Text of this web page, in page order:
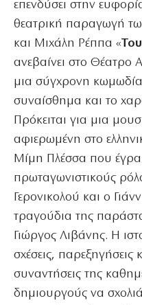
επενδύσει στην
θεατρική παραγωγή
και Μιχάλη Ρέππα «
ανεβαίνει στο Θέατρο
μια σύγχρονη
συναίσθημα και το
Πρόκειται για μια
αφιερωμένη στο
Μίμη Πλέσσα που
πρωταγωνιστικούς
Γερονικολού και ο
τραγούδια της
Γιώργος Λιβάνης. Η
σχέσεις, παρεξηγήσεις
συναντήσεις της
δημιουργούς να